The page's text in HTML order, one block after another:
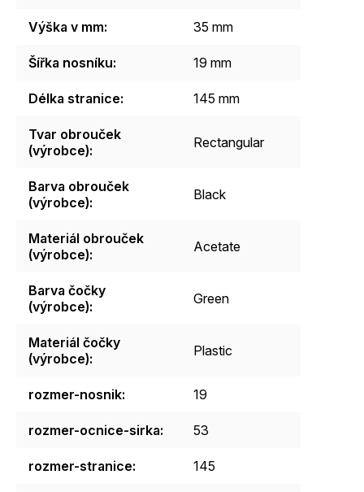
Výška v mm: 35 mm
Šířka nosníku: 19 mm
Délka stranice: 145 mm
Tvar obrouček
(výrobce): Rectangular
Barva obrouček
(výrobce): Black
Materiál obrouček
(výrobce): Acetate
Barva čočky
(výrobce): Green
Materiál čočky
(výrobce): Plastic
rozmer-nosnik: 19
rozmer-ocnice-sirka: 53
rozmer-stranice: 145